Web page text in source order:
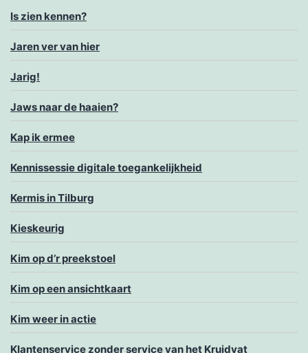
Is zien kennen?
Jaren ver van hier
Jarig!
Jaws naar de haaien?
Kap ik ermee
Kennissessie digitale toegankelijkheid
Kermis in Tilburg
Kieskeurig
Kim op d’r preekstoel
Kim op een ansichtkaart
Kim weer in actie
Klantenservice zonder service van het Kruidvat